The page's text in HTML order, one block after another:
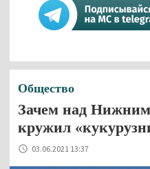
Общество
Зачем над
кружил
03.06.2021 13:37